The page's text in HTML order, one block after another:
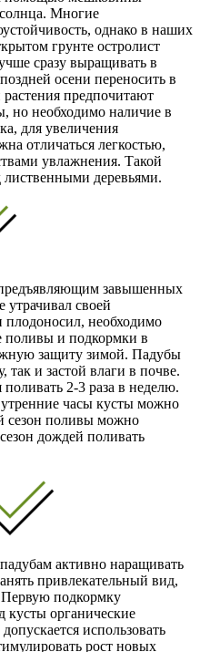
Многие
однако в наших
грунте остролист
сразу выращивать в
осени переносить в
предпочитают
но необходимо наличие в
для увеличения
отличаться легкостью,
увлажнения. Такой
лиственными деревьями.
завышенных
утрачивал своей
плодоносил, необходимо
поливы и подкормки в
защиту зимой. Падубы
так и застой влаги в почве.
2-3 раза в неделю.
часы кусты можно
сезон поливы можно
дождей поливать
активно наращивать
привлекательный вид,
Первую подкормку
кусты органические
использовать
рост новых